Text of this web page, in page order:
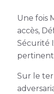
Une fois
accès,
Sécurité
Sur le